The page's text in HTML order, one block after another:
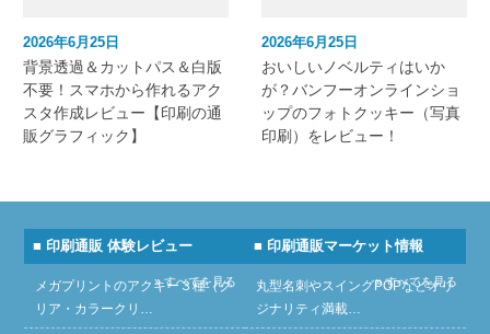
2026年6月25日
背景透過＆カットパス＆白版
不要！スマホから作れるアク
スタ作成レビュー【印刷の通
販グラフィック】
2026年6月25日
おいしいノベルティはいか
が？バンフーオンラインショ
ップのフォトクッキー（写真
印刷）をレビュー！
■ 印刷通販 体験レビュー
» すべてを見る
メガプリントのアクキー３種（ク
リア・カラークリ…
■ 印刷通販マーケット情報
» すべてを見る
丸型名刺やスイングPOPなどオリ
ジナリティ満載…